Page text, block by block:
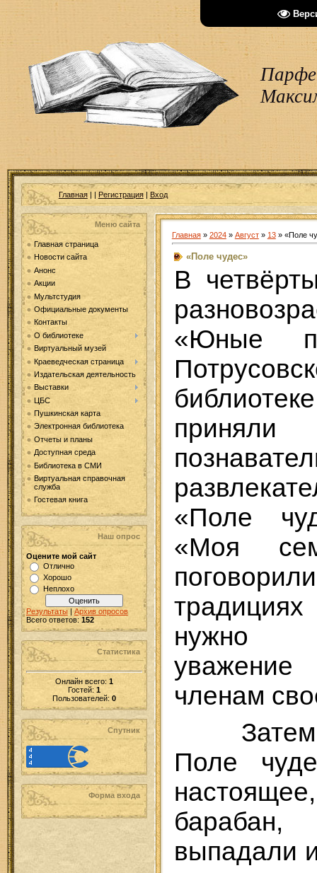
Главная| | Регистрация| Вход
Меню сайта
Главная страница
Новости сайта
Анонс
Акции
Мультстудия
Официальные документы
Контакты
О библиотеке
Виртуальный музей
Краеведческая страница
Издательская деятельность
Выставки
ЦБС
Пушкинская карта
Электронная библиотека
Отчеты и планы
Доступная среда
Библиотека в СМИ
Виртуальная справочная
служба
Гостевая книга
Наш опрос
Оцените мой сайт
Отлично
Хорошо
Неплохо
Результаты | Архив опросов
Всего ответов: 152
Статистика
Онлайн всего: 1
Гостей: 1
Пользователей: 0
Спутник
Форма входа
Главная» 2024 » Август » 13» «Поле
«Поле чудес»
В
«Юные
«Поле
«Моя
нужно
членам
Затем
Поле
выпадали